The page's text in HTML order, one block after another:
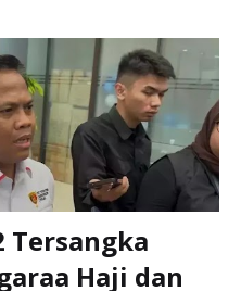
Tersangka
Haji dan